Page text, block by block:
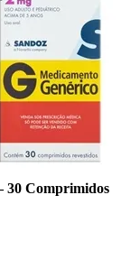
30 Comprimidos